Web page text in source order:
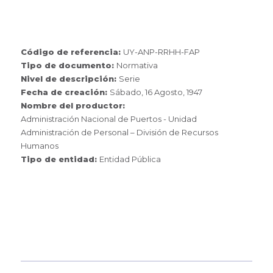
Código de referencia: UY-ANP-RRHH-FAP
Tipo de documento: Normativa
Nivel de descripción: Serie
Fecha de creación: Sábado, 16 Agosto, 1947
Nombre del productor:
Administración Nacional de Puertos - Unidad
Administración de Personal – División de Recursos
Humanos
Tipo de entidad: Entidad Pública